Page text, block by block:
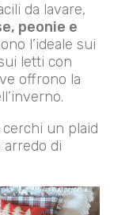
da lavare,
peonie e
l’ideale sui
letti con
offrono la
cerchi un plaid
arredo di